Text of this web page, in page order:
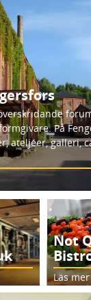
På
ateljéer, galleri,
Not
Läs mer